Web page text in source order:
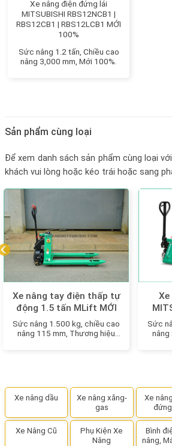
Xe nâng điện đứng lái
MITSUBISHI RBS12NCB1 |
RBS12CB1 | RBS12LCB1 MỚI
100%
Sức nâng 1.2 tấn, Chiều cao
nâng 3,000 mm, Mới 100%.
Sản phẩm cùng loại
Để xem danh sách sản phẩm cùng loại
khách vui lòng hoặc kéo trái hoặc sang
Xe nâng tay điện thấp tự
động 1.5 tấn MLift MỚI
100%
Sức nâng 1.500 kg, chiều cao
nâng 115 mm, Thương hiệu
Sức
nâng
Xe nâng dầu
Xe nâng xăng-
gas
Xe
Xe Nâng Cũ
Phụ Kiện Xe
Nâng
Bình
nâng,